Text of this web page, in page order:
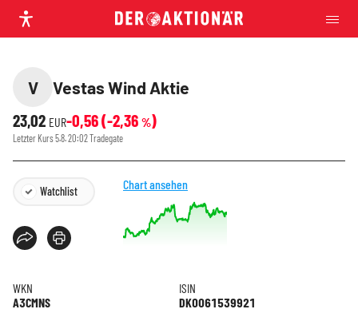
V
Vestas Wind Aktie
23,02 EUR-0,56(-2,36 %)
Letzter Kurs5.8. 20:02Tradegate
Watchlist Chart ansehen
WKN
A3CMNS
ISIN
DK0061539921